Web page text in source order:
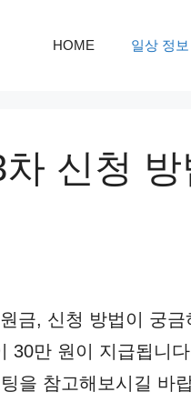
HOME 일상 정보
신청
금, 신청 방법이 궁
30만 원이 지급됩니
을 참고해보시길 바